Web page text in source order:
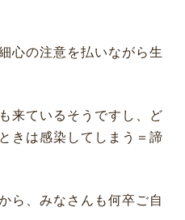
心の注意を払いながら生
来ているそうですし、ど
きは感染してしまう＝諦
ら、みなさんも何卒ご自